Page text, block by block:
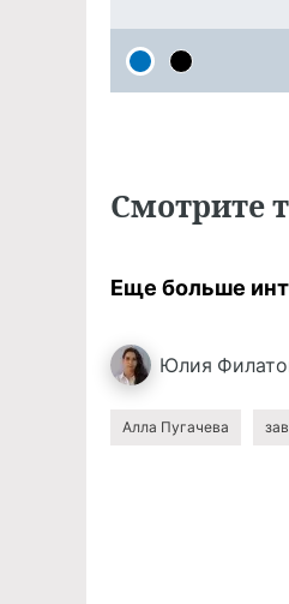
Смотрите
Еще больше
Юлия
Алла Пугачева